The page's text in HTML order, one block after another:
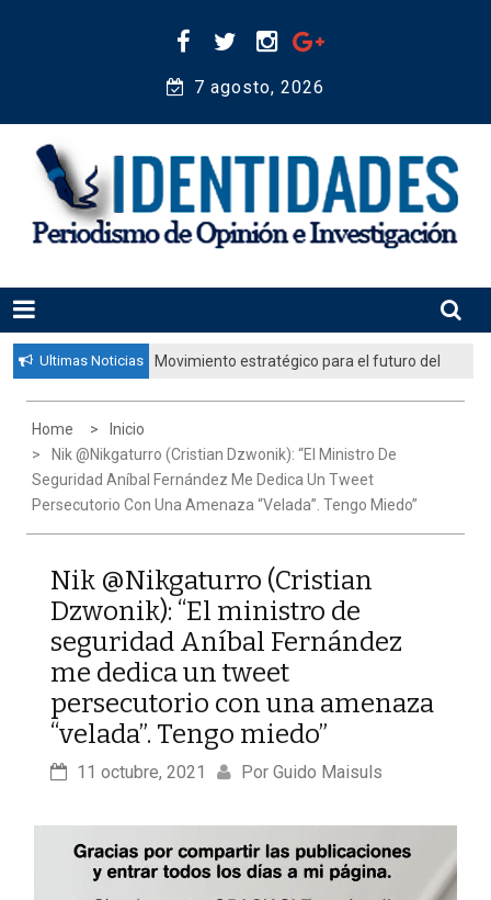
7 agosto, 2026
IDENTIDADES
Periodismo de Opinión e Investigación
Ultimas Noticias
Movimiento estratégico para el futuro del
diáspora”
Home
Inicio
Nik @Nikgaturro (Cristian Dzwonik): “El Ministro De
Seguridad Aníbal Fernández Me Dedica Un Tweet
Persecutorio Con Una Amenaza “velada”. Tengo Miedo”
Nik @Nikgaturro (Cristian
Dzwonik): “El ministro de
seguridad Aníbal Fernández
me dedica un tweet
persecutorio con una amenaza
“velada”. Tengo miedo”
11 octubre, 2021 Por Guido Maisuls